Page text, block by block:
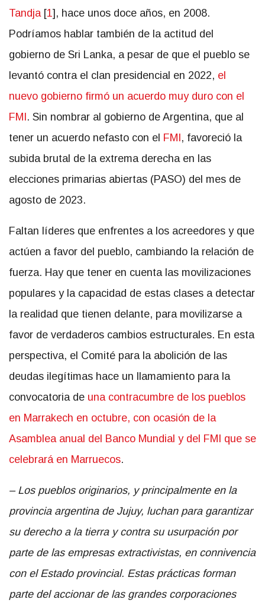
Tandja[1] , hace unos doce años, en 2008.
Podríamos hablar también de la actitud del
gobierno de Sri Lanka, a pesar de que el pueblo se
levantó contra el clan presidencial en 2022, el
nuevo gobierno firmó un acuerdo muy duro con el
FMI . Sin nombrar al gobierno de Argentina, que al
tener un acuerdo nefasto con el FMI , favoreció la
subida brutal de la extrema derecha en las
elecciones primarias abiertas (PASO) del mes de
agosto de 2023.
Faltan líderes que enfrentes a los acreedores y que
actúen a favor del pueblo, cambiando la relación de
fuerza. Hay que tener en cuenta las movilizaciones
populares y la capacidad de estas clases a detectar
la realidad que tienen delante, para movilizarse a
favor de verdaderos cambios estructurales. En esta
perspectiva, el Comité para la abolición de las
deudas ilegítimas hace un llamamiento para la
convocatoria de una contracumbre de los pueblos
en Marrakech en octubre, con ocasión de la
Asamblea anual del Banco Mundial y del FMI que se
celebrará en Marruecos.
– Los pueblos originarios, y principalmente en la
provincia argentina de Jujuy, luchan para garantizar
su derecho a la tierra y contra su usurpación por
parte de las empresas extractivistas, en connivencia
con el Estado provincial. Estas prácticas forman
parte del accionar de las grandes corporaciones